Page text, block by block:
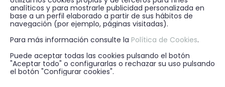
MÁS INFORMACIÓN
DISPONIBILIDAD EN TIENDA
analíticos y para mostrarle publicidad personalizada en
base a un perfil elaborado a partir de sus hábitos de
navegación (por ejemplo, páginas visitadas).
Para más información consulte la Política de Cookies.
Puede aceptar todas las cookies pulsando el botón
"Aceptar todo" o configurarlas o rechazar su uso pulsando
el botón "Configurar cookies".